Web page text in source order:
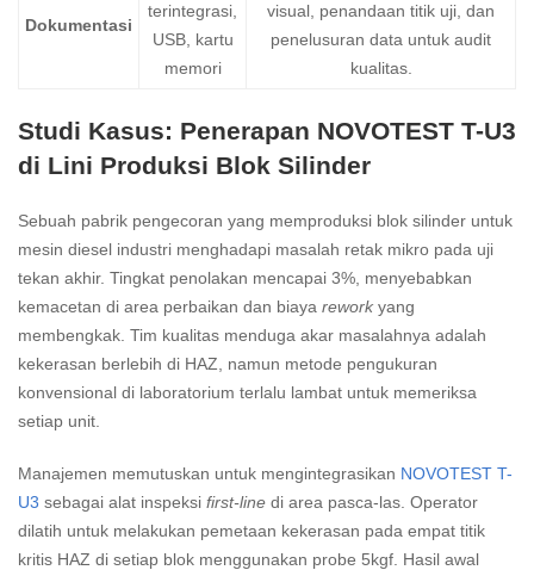
Dokumentasi
terintegrasi,
USB, kartu
memori
visual, penandaan titik uji, dan
penelusuran data untuk audit
kualitas.
Studi Kasus: Penerapan NOVOTEST T-U3
di Lini Produksi Blok Silinder
Sebuah pabrik pengecoran yang memproduksi blok silinder untuk
mesin diesel industri menghadapi masalah retak mikro pada uji
tekan akhir. Tingkat penolakan mencapai 3%, menyebabkan
kemacetan di area perbaikan dan biaya rework yang
membengkak. Tim kualitas menduga akar masalahnya adalah
kekerasan berlebih di HAZ, namun metode pengukuran
konvensional di laboratorium terlalu lambat untuk memeriksa
setiap unit.
Manajemen memutuskan untuk mengintegrasikan NOVOTEST T-
U3 sebagai alat inspeksi first-line di area pasca-las. Operator
dilatih untuk melakukan pemetaan kekerasan pada empat titik
kritis HAZ di setiap blok menggunakan probe 5kgf. Hasil awal